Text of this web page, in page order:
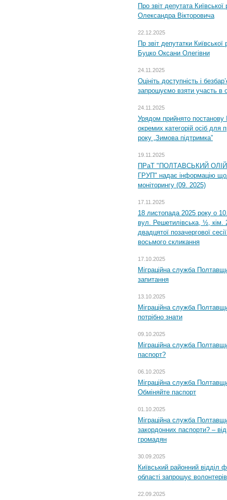
Про звіт депутата
Олександра Вікторовича
22.12.2025
Пр звіт депутатки
Буцко Оксани Олегівни
24.11.2025
Оцініть доступність і
запрошуємо взяти участь в
24.11.2025
Урядом прийнято постанову
окремих категорій осіб для
року „Зимова підтримка”
19.11.2025
ПРаТ "ПОЛТАВСЬКИЙ
ГРУП" надає інформацію
моніторингу (09. 2025)
17.11.2025
18 листопада 2025 року о
вул. Решетилівська, ½, кім.
двадцятої позачергової
восьмого скликання
17.10.2025
Міграційна служба
запитання
13.10.2025
Міграційна служба
потрібно знати
09.10.2025
Міграційна служба
паспорт?
06.10.2025
Міграційна служба
Обміняйте паспорт
01.10.2025
Міграційна служба
закордонних паспорти? –
громадян
30.09.2025
Київський районний відділ
області запрошує
22.09.2025